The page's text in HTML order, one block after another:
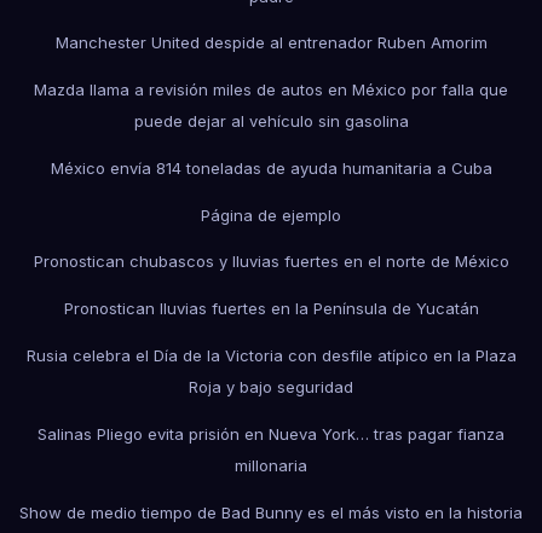
Manchester United despide al entrenador Ruben Amorim
Mazda llama a revisión miles de autos en México por falla que
puede dejar al vehículo sin gasolina
México envía 814 toneladas de ayuda humanitaria a Cuba
Página de ejemplo
Pronostican chubascos y lluvias fuertes en el norte de México
Pronostican lluvias fuertes en la Península de Yucatán
Rusia celebra el Día de la Victoria con desfile atípico en la Plaza
Roja y bajo seguridad
Salinas Pliego evita prisión en Nueva York… tras pagar fianza
millonaria
Show de medio tiempo de Bad Bunny es el más visto en la historia